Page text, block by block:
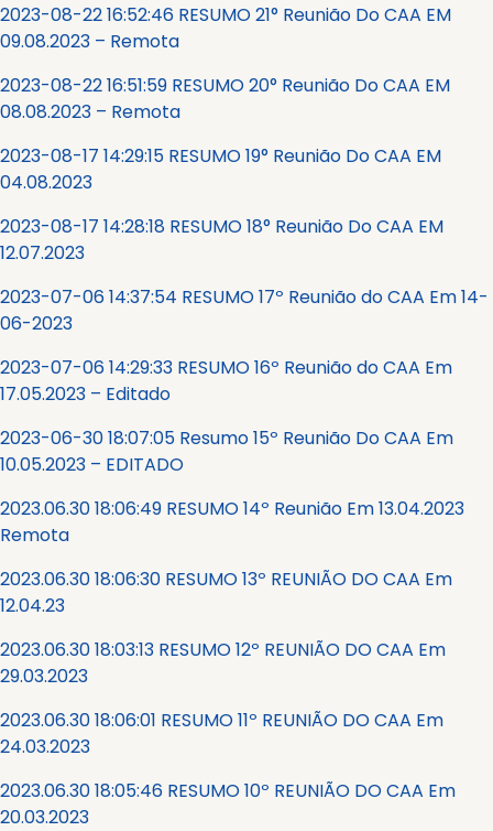
2023-08-22 16:52:46 RESUMO 21° Reunião Do CAA EM
09.08.2023 – Remota
2023-08-22 16:51:59 RESUMO 20° Reunião Do CAA EM
08.08.2023 – Remota
2023-08-17 14:29:15 RESUMO 19° Reunião Do CAA EM
04.08.2023
2023-08-17 14:28:18 RESUMO 18° Reunião Do CAA EM
12.07.2023
2023-07-06 14:37:54 RESUMO 17º Reunião do CAA Em 14-
06-2023
2023-07-06 14:29:33 RESUMO 16º Reunião do CAA Em
17.05.2023 – Editado
2023-06-30 18:07:05 Resumo 15º Reunião Do CAA Em
10.05.2023 – EDITADO
2023.06.30 18:06:49 RESUMO 14º Reunião Em 13.04.2023
Remota
2023.06.30 18:06:30 RESUMO 13º REUNIÃO DO CAA Em
12.04.23
2023.06.30 18:03:13 RESUMO 12º REUNIÃO DO CAA Em
29.03.2023
2023.06.30 18:06:01 RESUMO 11º REUNIÃO DO CAA Em
24.03.2023
2023.06.30 18:05:46 RESUMO 10º REUNIÃO DO CAA Em
20.03.2023